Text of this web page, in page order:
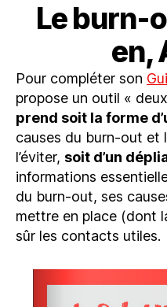
Le burn-
en,
Pour compléter son
propose un outil «
prend soit la forme
causes du burn-out et
l’éviter, soit d’un
informations
du burn-out, ses
mettre en place (dont
sûr les contacts utiles.